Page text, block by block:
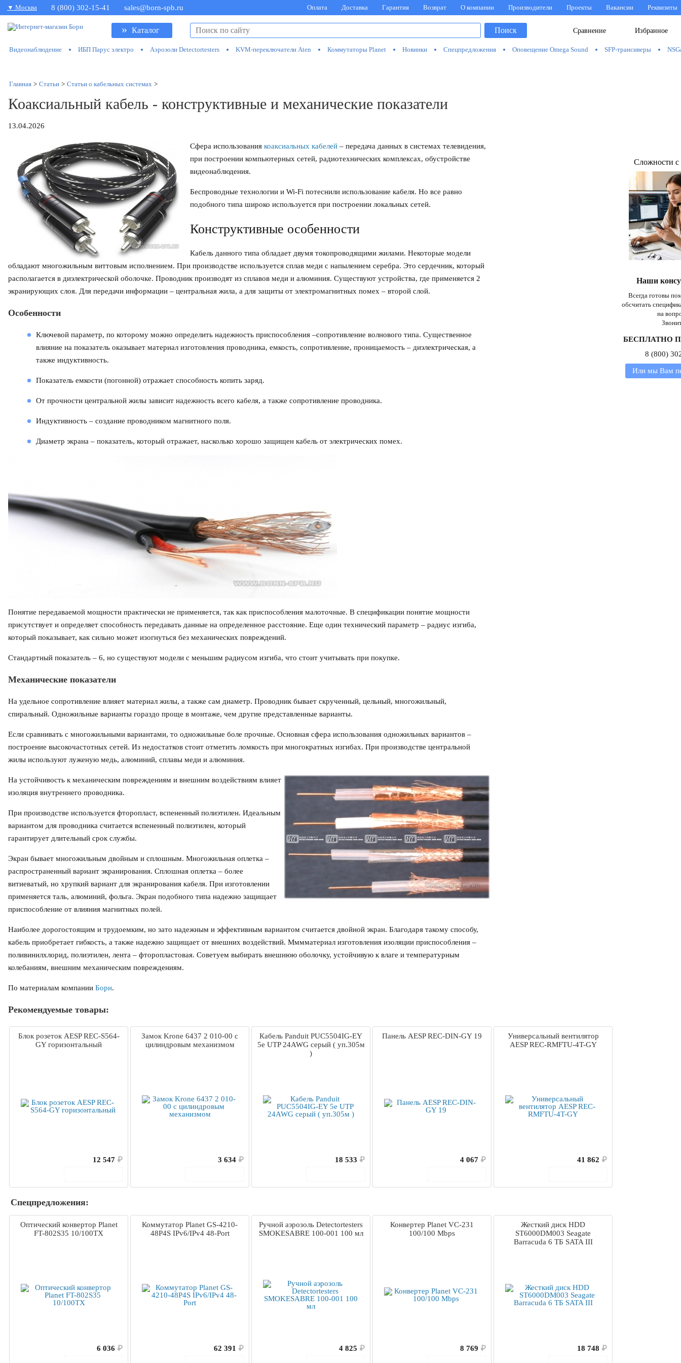
▼ Москва 8 (800) 302-15-41 sales@born-spb.ru Оплата Доставка Гарантия Возврат О компании Производители Проекты Вакансии Реквизиты
» Каталог Избранное
Сравнение
Поиск
Видеонаблюдение ИБП Парус электро Аэрозоли Detectortesters KVM-переключатели Aten Коммутаторы Planet Новинки Спецпредложения Оповещение Omega Sound SFP-трансиверы
Главная > Статьи > Статьи о кабельных системах >
Коаксиальный кабель - конструктивные и механические показатели
13.04.2026
Сфера использования коаксиальных кабелей – передача данных в системах телевидения,
при построении компьютерных сетей, радиотехнических комплексах, обустройстве
видеонаблюдения.
Беспроводные технологии и Wi-Fi потеснили использование кабеля. Но все равно
подобного типа широко используется при построении локальных сетей.
Конструктивные особенности
Кабель данного типа обладает двумя токопроводящими жилами. Некоторые модели
обладают многожильным виттовым исполнением. При производстве используется сплав меди с напылением серебра. Это сердечник, который
располагается в диэлектрической оболочке. Проводник производят из сплавов меди и алюминия. Существуют устройства, где применяется 2
экранирующих слоя. Для передачи информации – центральная жила, а для защиты от электромагнитных помех – второй слой.
Особенности
Ключевой параметр, по которому можно определить надежность приспособления –сопротивление волнового типа. Существенное
влияние на показатель оказывает материал изготовления проводника, емкость, сопротивление, проницаемость – диэлектрическая, а
также индуктивность.
Показатель емкости (погонной) отражает способность копить заряд.
От прочности центральной жилы зависит надежность всего кабеля, а также сопротивление проводника.
Индуктивность – создание проводником магнитного поля.
Диаметр экрана – показатель, который отражает, насколько хорошо защищен кабель от электрических помех.
Понятие передаваемой мощности практически не применяется, так как приспособления малоточные. В спецификации понятие мощности
присутствует и определяет способность передавать данные на определенное расстояние. Еще один технический параметр – радиус изгиба,
который показывает, как сильно может изогнуться без механических повреждений.
Стандартный показатель – 6, но существуют модели с меньшим радиусом изгиба, что стоит учитывать при покупке.
Механические показатели
На удельное сопротивление влияет материал жилы, а также сам диаметр. Проводник бывает скрученный, цельный, многожильный,
спиральный. Одножильные варианты гораздо проще в монтаже, чем другие представленные варианты.
Если сравнивать с многожильными вариантами, то одножильные боле прочные. Основная сфера использования одножильных вариантов –
построение высокочастотных сетей. Из недостатков стоит отметить ломкость при многократных изгибах. При производстве центральной
жилы используют луженую медь, алюминий, сплавы меди и алюминия.
На устойчивость к механическим повреждениям и внешним воздействиям влияет
изоляция внутреннего проводника.
При производстве используется фторопласт, вспененный полиэтилен. Идеальным
вариантом для проводника считается вспененный полиэтилен, который
гарантирует длительный срок службы.
Экран бывает многожильным двойным и сплошным. Многожильная оплетка –
распространенный вариант экранирования. Сплошная оплетка – более
витиеватый, но хрупкий вариант для экранирования кабеля. При изготовлении
применяется таль, алюминий, фольга. Экран подобного типа надежно защищает
приспособление от влияния магнитных полей.
Наиболее дорогостоящим и трудоемким, но зато надежным и эффективным вариантом считается двойной экран. Благодаря такому способу,
кабель приобретает гибкость, а также надежно защищает от внешних воздействий. Мммматериал изготовления изоляции приспособления –
поливинилхлорид, полиэтилен, лента – фторопластовая. Советуем выбирать внешнюю оболочку, устойчивую к влаге и температурным
колебаниям, внешним механическим повреждениям.
По материалам компании Борн.
Сложности с
Наши
Всегда готовы
обсчитать
на
БЕСПЛАТНО
8 (800)
Или мы Вам
Рекомендуемые товары:
Блок розеток AESP REC-S564-
GY горизонтальный
12 547 ₽
Замок Krone 6437 2 010-00 с
цилиндровым механизмом
3 634 ₽
Кабель Panduit PUC5504IG-EY
5е UTP 24AWG серый ( уп.305м
)
18 533 ₽
Панель AESP REC-DIN-GY 19
4 067 ₽
Универсальный вентилятор
AESP REC-RMFTU-4T-GY
41 862 ₽
Спецпредложения:
Оптический конвертор Planet
FT-802S35 10/100TX
6 036 ₽
Коммутатор Planet GS-4210-
48P4S IPv6/IPv4 48-Port
62 391 ₽
Ручной аэрозоль Detectortesters
SMOKESABRE 100-001 100 мл
4 825 ₽
Конвертер Planet VC-231
100/100 Mbps
8 769 ₽
Жесткий диск HDD
ST6000DM003 Seagate
Barracuda 6 ТБ SATA III
18 748 ₽